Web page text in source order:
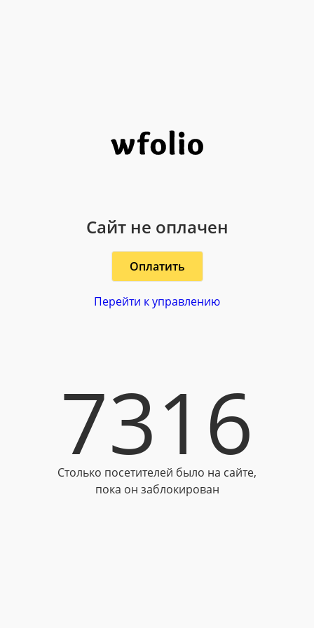
Сайт не оплачен
Оплатить
Перейти к управлению
7316
Столько посетителей было на сайте,
пока он заблокирован